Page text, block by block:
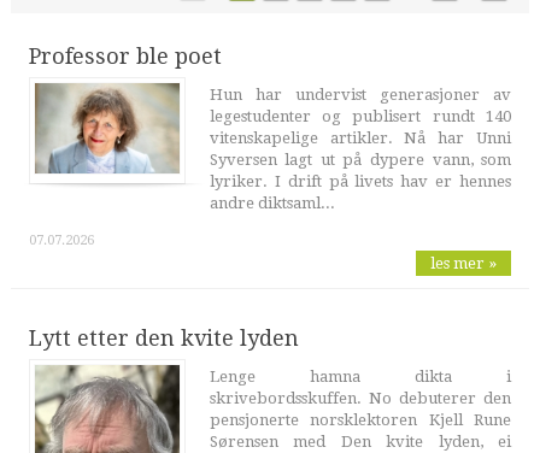
Professor ble poet
Hun har undervist generasjoner av
legestudenter og publisert rundt 140
vitenskapelige artikler. Nå har Unni
Syversen lagt ut på dypere vann, som
lyriker. I drift på livets hav er hennes
andre diktsaml...
07.07.2026
les mer »
Lytt etter den kvite lyden
Lenge hamna dikta i
skrivebordsskuffen. No debuterer den
pensjonerte norsklektoren Kjell Rune
Sørensen med Den kvite lyden, ei